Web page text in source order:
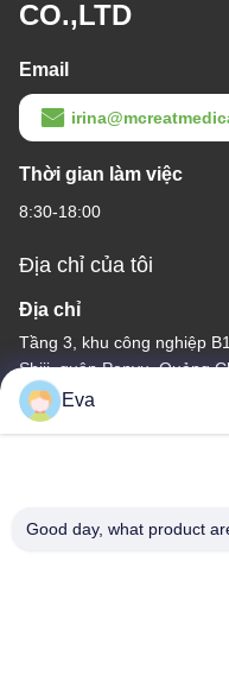
CO.,LTD
Email
Thời gian làm việc
8:30-18:00
Địa chỉ của tôi
Địa chỉ
Tầng 3, khu công nghiệp
Shiji, quận Panyu, Quảng
Điện thoại
Eva
Good day, what product